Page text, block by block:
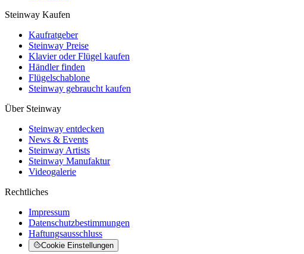
Steinway Kaufen
Kaufratgeber
Steinway Preise
Klavier oder Flügel kaufen
Händler finden
Flügelschablone
Steinway gebraucht kaufen
Über Steinway
Steinway entdecken
News & Events
Steinway Artists
Steinway Manufaktur
Videogalerie
Rechtliches
Impressum
Datenschutzbestimmungen
Haftungsausschluss
Cookie Einstellungen